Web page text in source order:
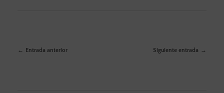
Entrada anterior Siguiente entrada